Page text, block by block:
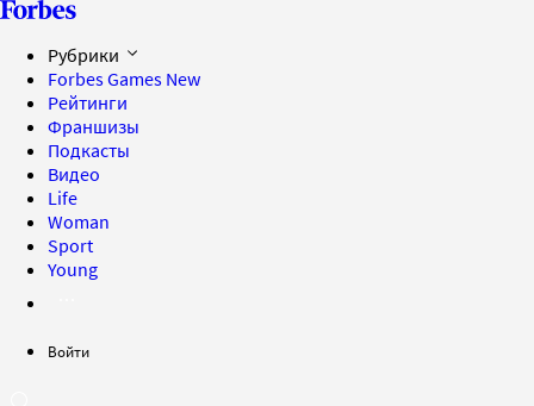
Рубрики
Forbes Games New
Рейтинги
Франшизы
Подкасты
Видео
Life
Woman
Sport
Young
Войти